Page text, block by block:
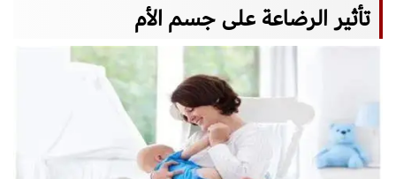
تأثير الرضاعة على جسم الأم